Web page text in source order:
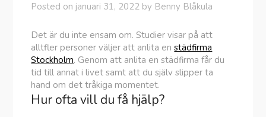
Posted on januari 31, 2022 by Benny Blåkula
Det är du inte ensam om. Studier visar på att
alltfler personer väljer att anlita enstädfirma
Stockholm. Genom att anlita en städfirma får du
tid till annat i livet samt att du själv slipper ta
hand om det tråkiga momentet.
Hur ofta vill du få hjälp?